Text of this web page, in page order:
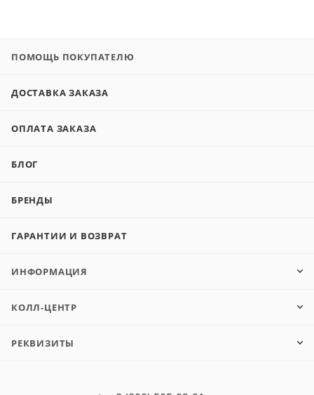
ПОМОЩЬ ПОКУПАТЕЛЮ
ДОСТАВКА ЗАКАЗА
ОПЛАТА ЗАКАЗА
БЛОГ
БРЕНДЫ
ГАРАНТИИ И ВОЗВРАТ
ИНФОРМАЦИЯ
КОЛЛ-ЦЕНТР
РЕКВИЗИТЫ